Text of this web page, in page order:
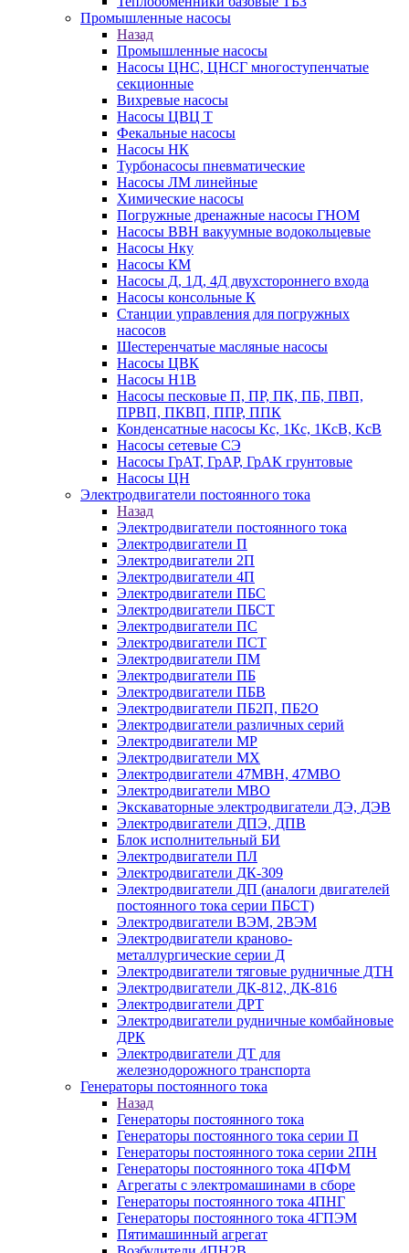
Промышленные насосы
Назад
Промышленные насосы
Насосы ЦНС, ЦНСГ многоступенчатые
секционные
Вихревые насосы
Насосы ЦВЦ Т
Фекальные насосы
Насосы НК
Турбонасосы пневматические
Насосы ЛМ линейные
Химические насосы
Погружные дренажные насосы ГНОМ
Насосы ВВН вакуумные водокольцевые
Насосы Нку
Насосы КМ
Насосы Д, 1Д, 4Д двухстороннего входа
Насосы консольные К
Станции управления для погружных
насосов
Шестеренчатые масляные насосы
Насосы ЦВК
Насосы Н1В
Насосы песковые П, ПР, ПК, ПБ, ПВП,
ПРВП, ПКВП, ППР, ППК
Конденсатные насосы Кс, 1Кс, 1КсВ, КсВ
Насосы сетевые СЭ
Насосы ГрАТ, ГрАР, ГрАК грунтовые
Насосы ЦН
Электродвигатели постоянного тока
Назад
Электродвигатели постоянного тока
Электродвигатели П
Электродвигатели 2П
Электродвигатели 4П
Электродвигатели ПБС
Электродвигатели ПБСТ
Электродвигатели ПС
Электродвигатели ПСТ
Электродвигатели ПМ
Электродвигатели ПБ
Электродвигатели ПБВ
Электродвигатели ПБ2П, ПБ2О
Электродвигатели различных серий
Электродвигатели МР
Электродвигатели MX
Электродвигатели 47MBH, 47МВО
Электродвигатели MBO
Экскаваторные электродвигатели ДЭ, ДЭВ
Электродвигатели ДПЭ, ДПВ
Блок исполнительный БИ
Электродвигатели ПЛ
Электродвигатели ДК-309
Электродвигатели ДП (аналоги двигателей
постоянного тока серии ПБСТ)
Электродвигатели ВЭМ, 2ВЭМ
Электродвигатели краново-
металлургические серии Д
Электродвигатели тяговые рудничные ДТН
Электродвигатели ДК-812, ДК-816
Электродвигатели ДРТ
Электродвигатели рудничные комбайновые
ДРК
Электродвигатели ДТ для
железнодорожного транспорта
Генераторы постоянного тока
Назад
Генераторы постоянного тока
Генераторы постоянного тока серии П
Генераторы постоянного тока серии 2ПН
Генераторы постоянного тока 4ПФМ
Агрегаты с электромашинами в сборе
Генераторы постоянного тока 4ПНГ
Генераторы постоянного тока 4ГПЭМ
Пятимашинный агрегат